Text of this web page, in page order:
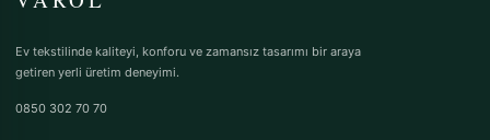
Ev tekstilinde kaliteyi, konforu ve zamansız tasarımı bir araya
getiren yerli üretim deneyimi.
0850 302 70 70